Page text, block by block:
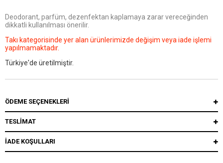
Deodorant, parfüm, dezenfektan kaplamaya zarar vereceğinden
dikkatli kullanılması önerilir.
Takı kategorisinde yer alan ürünlerimizde değişim veya iade işlemi
yapılmamaktadır.
Türkiye'de üretilmiştir.
ÖDEME SEÇENEKLERI
TESLİMAT
İADE KOŞULLARI